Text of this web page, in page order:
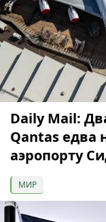
Daily Mail:
Qantas едва
аэропорту
МИР